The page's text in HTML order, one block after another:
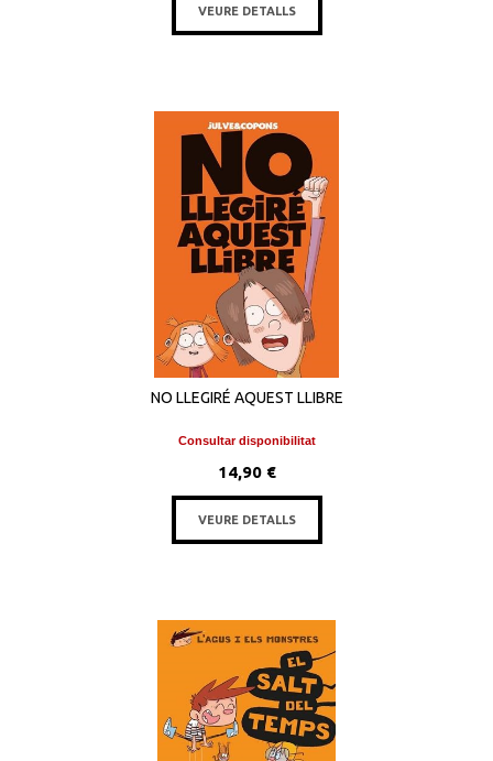
VEURE DETALLS
NO LLEGIRÉ AQUEST LLIBRE
Consultar disponibilitat
14,90 €
VEURE DETALLS